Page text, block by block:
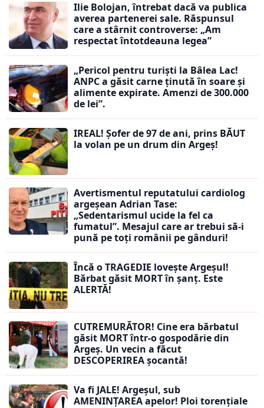
Ilie Bolojan, întrebat dacă va publica
averea partenerei sale. Răspunsul
care a stârnit controverse: „Am
respectat întotdeauna legea”
„Pericol pentru turiști la Bâlea Lac!
ANPC a găsit carne ținută în soare și
alimente expirate. Amenzi de 300.000
de lei”.
IREAL! Șofer de 97 de ani, prins BĂUT
la volan pe un drum din Argeș!
Avertismentul reputatului cardiolog
argeșean Adrian Tase:
„Sedentarismul ucide la fel ca
fumatul”. Mesajul care ar trebui să-i
pună pe toți românii pe gânduri!
Încă o TRAGEDIE lovește Argeșul!
Bărbat găsit MORT în șanț. Este
ALERTĂ!
CUTREMURĂTOR! Cine era bărbatul
găsit MORT într-o gospodărie din
Argeș. Un vecin a făcut
DESCOPERIREA șocantă!
Va fi JALE! Argeșul, sub
AMENINȚAREA apelor! Ploi torențiale